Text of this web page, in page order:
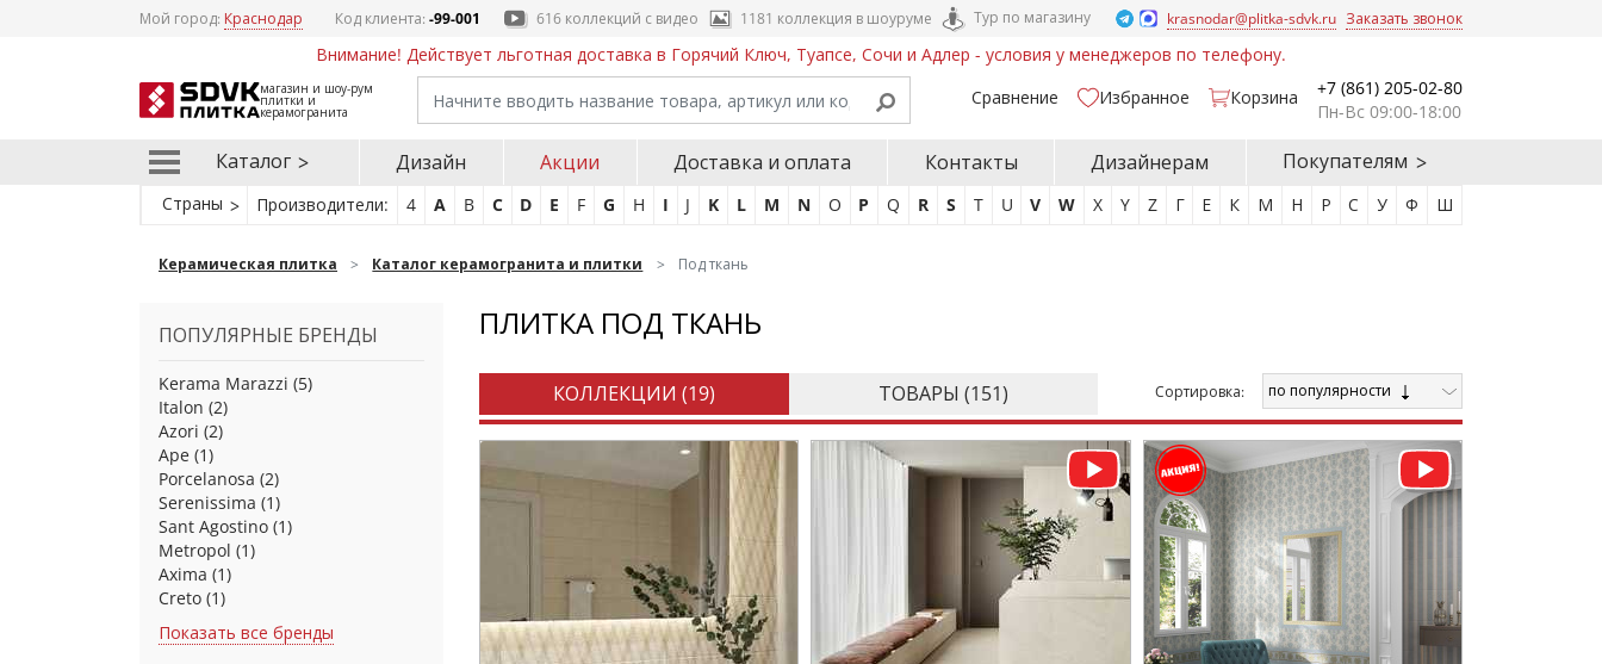
Мой город: Краснодар Код клиента:-99-001 616 коллекций с видео 1181 коллекция в шоуруме Тур по магазину krasnodar@plitka-sdvk.ru Заказать звонок
Внимание! Действует льготная доставка в Горячий Ключ, Туапсе, Сочи и Адлер - условия у менеджеров по телефону.
магазин и шоу-рум
плитки и
керамогранита
Сравнение Избранное Корзина
+7 (861) 205-02-80
Пн-Вс 09:00-18:00
Каталог Дизайн Акции Доставка и оплата Контакты Дизайнерам Покупателям
Страны Производители: 4 A B C D E F G H I J K L M N O P Q R S T U V W X Y Z Г Е К М Н Р С У Ф Ш
Керамическая плитка Каталог керамогранита и плитки Под ткань
ПОПУЛЯРНЫЕ БРЕНДЫ
Kerama Marazzi (5)
Italon (2)
Azori (2)
Ape (1)
Porcelanosa (2)
Serenissima (1)
Sant Agostino (1)
Metropol (1)
Axima (1)
Creto (1)
Показать все бренды
ПЛИТКА ПОД ТКАНЬ
КОЛЛЕКЦИИ (19) ТОВАРЫ (151) Cортировка: по популярности